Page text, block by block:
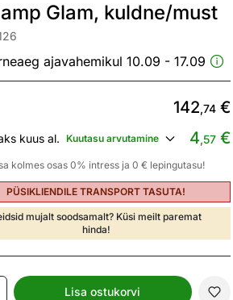
Glam, kuldne/must
ajavahemikul 10.09 - 17.09
142,74€
kuus al. Kuutasu arvutamine 4,57€
kolmes osas 0% intress ja 0 € lepingutasu!
PÜSIKLIENDILE TRANSPORT TASUTA!
mujalt soodsamalt? Küsi meilt paremat
hinda!
Lisa ostukorvi